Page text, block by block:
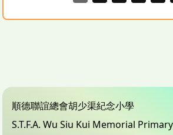
順德聯誼總會胡少渠紀念小學
S.T.F.A. Wu Siu Kui Memorial